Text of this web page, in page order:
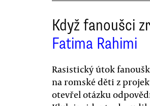
Když fanoušci
Fatima Rahimi
Rasistický útok
na romské děti z
otevřel otázku